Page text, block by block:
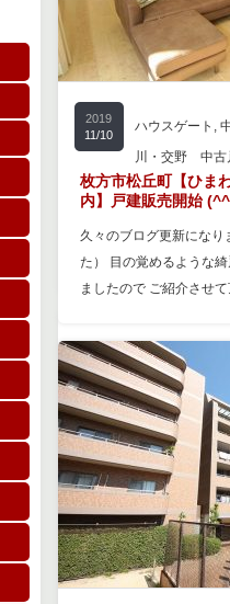
2019
11/10
ハウスゲート ,
川・交野 中古
枚方市松丘町【ひま
内】戸建販売開始
久々のブログ更新にな
た） 目の覚めるような
ましたので ご紹介させ
2016
6/27
枚方・寝屋川
枚方市駅徒歩圏内マ
こんにちは、ハウスゲ
りました 「サンメゾン
０万円の物件 室内写